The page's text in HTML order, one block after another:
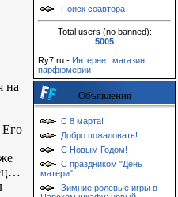
на
Его
Поиск соавтора
Total users (no banned):
5005
Ry7.ru - Интернет магазин
парфюмерии
Объявления
С 8 марта!
Добро пожаловать!
С Новым Годом!
С праздником "День
матери"
Зимние ролевые игры в